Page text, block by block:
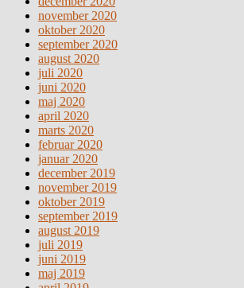
november 2020
oktober 2020
september 2020
august 2020
juli 2020
juni 2020
maj 2020
april 2020
marts 2020
februar 2020
januar 2020
december 2019
november 2019
oktober 2019
september 2019
august 2019
juli 2019
juni 2019
maj 2019